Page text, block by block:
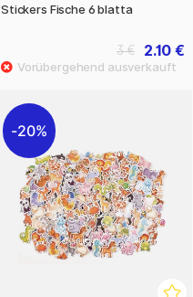
Stickers Fische 6 blatta
2.10 €
3 €
20%